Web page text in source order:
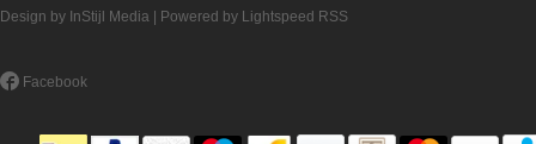
Design by InStijl Media | Powered by Lightspeed RSS
Facebook